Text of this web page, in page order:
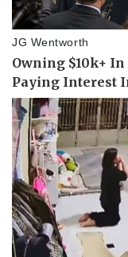
Vụ án
Tin nóng
Tư vấn luật